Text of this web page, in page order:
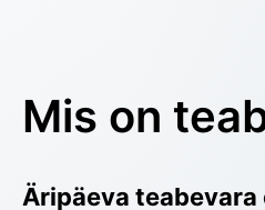
Mis on
Äripäeva